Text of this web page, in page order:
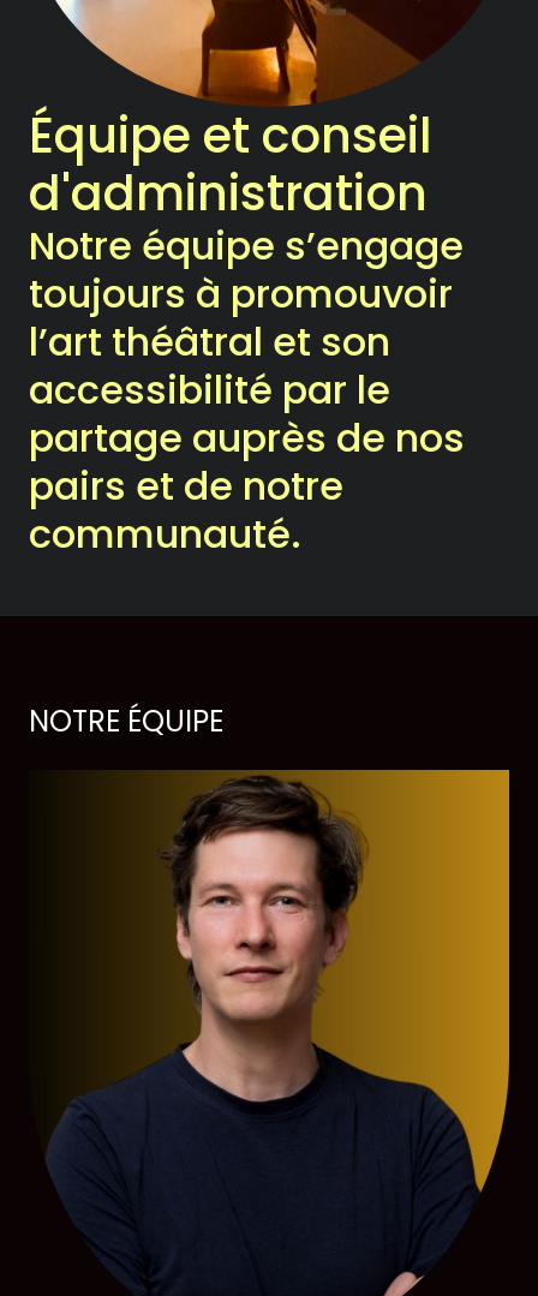
Notre Chambre d’amis
Les Activités
Le Printemps des Ateliers-
théâtre
Les Ateliers-théâtre
Les Rencontres
Les Chroniques
Les Ateliers
La compagnie
Équipe et conseil
d’administration
Votre soutien
On en parle dans les
Votre soutien
Desjardins fait la paire
Équipe et conseil
d'administration
Notre équipe s’engage
toujours à promouvoir
l’art théâtral et son
accessibilité par le
partage auprès de nos
pairs et de notre
communauté.
NOTRE ÉQUIPE